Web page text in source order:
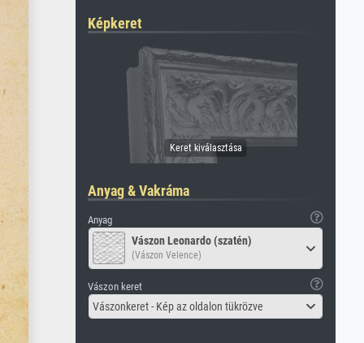
Képkeret
Anyag & Vakráma
Anyag
Vászon Leonardo (szatén)
(Vászon Velence)
Vászon keret
Vászonkeret - Kép az oldalon tükrözve